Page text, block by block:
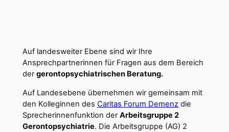
Auf landesweiter Ebene sind wir Ihre
Ansprechpartnerinnen für Fragen aus dem Bereich
dergerontopsychiatrischen Beratung.
Auf Landesebene übernehmen wir gemeinsam mit
den Kolleginnen des Caritas Forum Demenzdie
Sprecherinnenfunktion derArbeitsgruppe 2
Gerontopsychiatrie. Die Arbeitsgruppe (AG) 2